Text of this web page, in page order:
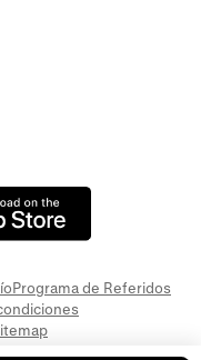
Programa de Referidos